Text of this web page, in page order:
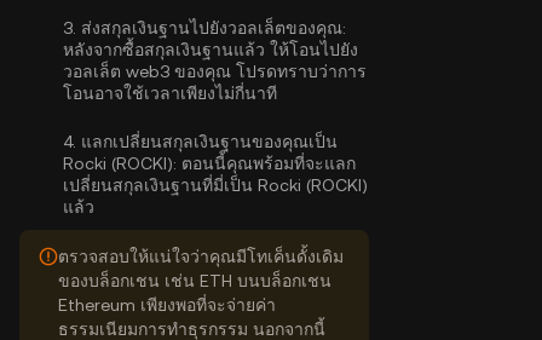
3. ส่งสกุลเงินฐานไปยังวอลเล็ตของคุณ:
หลังจากซื้อสกุลเงินฐานแล้ว ให้โอนไปยัง
วอลเล็ต web3 ของคุณ โปรดทราบว่าการ
โอนอาจใช้เวลาเพียงไม่กี่นาที
4. แลกเปลี่ยนสกุลเงินฐานของคุณเป็น
Rocki (ROCKI): ตอนนี้คุณพร้อมที่จะแลก
เปลี่ยนสกุลเงินฐานที่มี่เป็น Rocki (ROCKI)
แล้ว
ตรวจสอบให้แน่ใจว่าคุณมีโทเค็นดั้งเดิม
ของบล็อกเชน เช่น ETH บนบล็อกเชน
Ethereum เพียงพอที่จะจ่ายค่า
ธรรมเนียมการทำธุรกรรม นอกจากนี้